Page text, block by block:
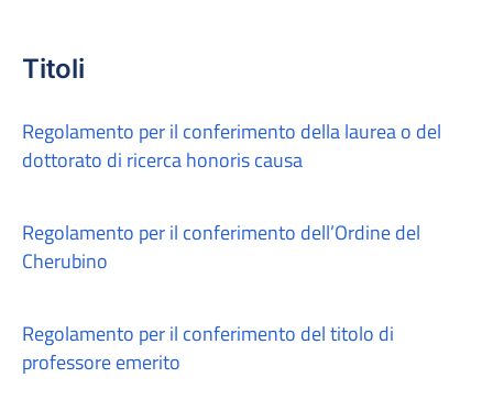
Titoli
Regolamento per il conferimento della laurea o del
dottorato di ricerca honoris causa
Regolamento per il conferimento dell’Ordine del
Cherubino
Regolamento per il conferimento del titolo di
professore emerito